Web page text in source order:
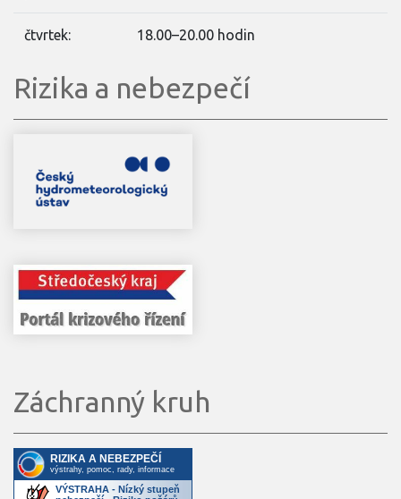
čtvrtek: 18.00–20.00 hodin
Rizika a nebezpečí
Záchranný kruh